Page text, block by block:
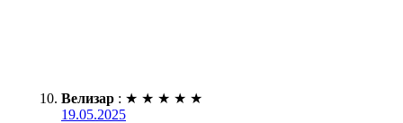
Велизар : ★ ★ ★ ★ ★
19.05.2025